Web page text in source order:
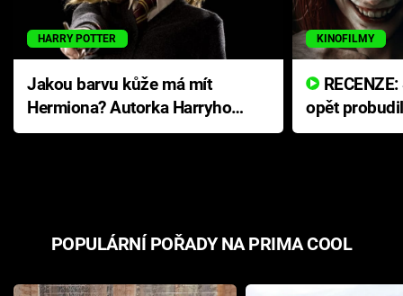
HARRY POTTER
Jakou barvu kůže má mít
Hermiona? Autorka Harryho
Pottera přišla s ráznou
KINOFILMY
opět
přichází s
POPULÁRNÍ POŘADY NA PRIMA COOL